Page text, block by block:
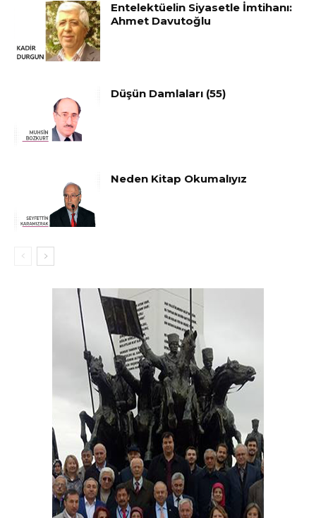
Entelektüelin Siyasetle İmtihanı:
Ahmet Davutoğlu
Düşün Damlaları (55)
Neden Kitap Okumalıyız